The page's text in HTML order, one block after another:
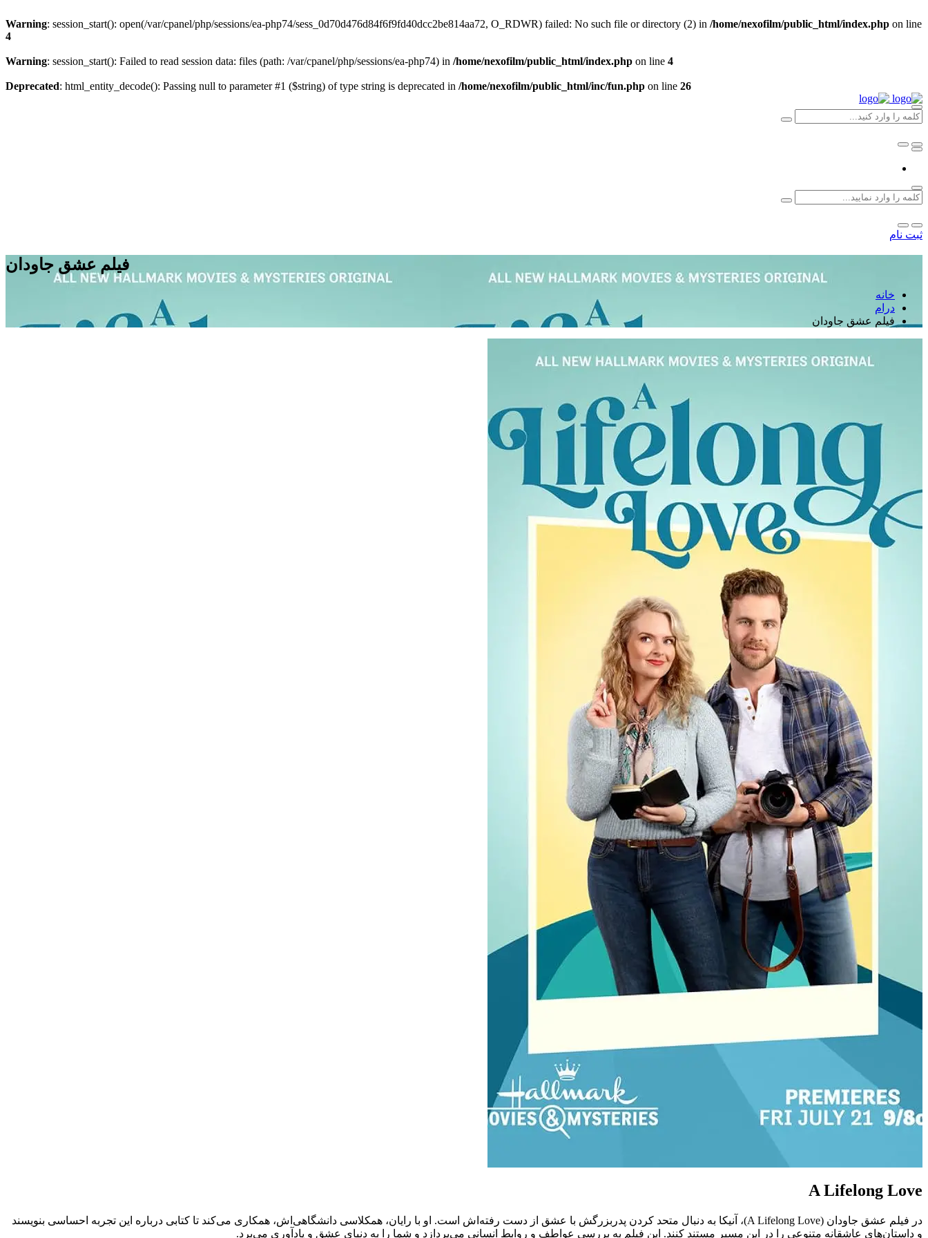
Warning: session_start(): open(/var/cpanel/php/sessions/ea-php74/sess_0d70d476d84f6f9fd40dcc2be814aa72, O_RDWR) failed: No such file or directory (2) in /home/nexofilm/public_html/index.php on line
4
Warning: session_start(): Failed to read session data: files (path: /var/cpanel/php/sessions/ea-php74) in /home/nexofilm/public_html/index.php on line 4
Deprecated: html_entity_decode(): Passing null to parameter #1 ($string) of type string is deprecated in /home/nexofilm/public_html/inc/fun.php on line 26
ثبت نام
فیلم عشق جاودان
خانه
درام
فیلم عشق جاودان
A Lifelong Love
در فیلم عشق جاودان (A Lifelong Love)، آنیکا به دنبال متحد کردن پدربزرگش با عشق از دست رفته‌اش است. او با رایان، همکلاسی دانشگاهی‌اش، همکاری می‌کند تا کتابی درباره این تجربه احساسی بنویسند
و داستان‌های عاشقانه متنوعی را در این مسیر مستند کنند. این فیلم به بررسی عواطف و روابط انسانی می‌پردازد و شما را به دنیای عشق و یادآوری می‌برد.